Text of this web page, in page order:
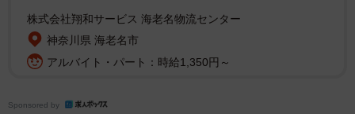
【2】金融機関へ連絡する
預金口座の確認が出来たら、金融機関へ口座の名義人が亡
株式会社翔和サービス 海老名物流センター
神奈川県 海老名市
アルバイト・パート：時給1,350円～
Sponsored by